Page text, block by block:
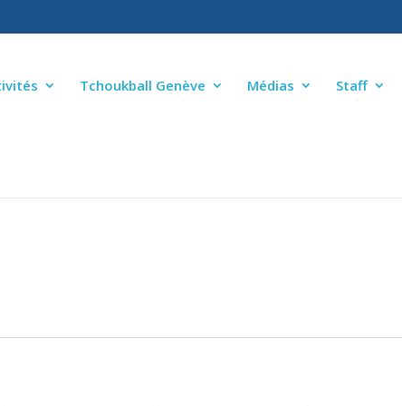
Tchoukball Genève Médias Staff